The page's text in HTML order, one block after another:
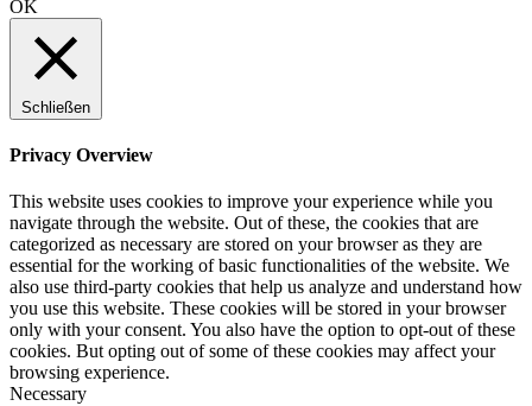
OK
Schließen
Privacy Overview
This website uses cookies to improve your experience while you
navigate through the website. Out of these, the cookies that are
categorized as necessary are stored on your browser as they are
essential for the working of basic functionalities of the website. We
also use third-party cookies that help us analyze and understand how
you use this website. These cookies will be stored in your browser
only with your consent. You also have the option to opt-out of these
cookies. But opting out of some of these cookies may affect your
browsing experience.
Necessary